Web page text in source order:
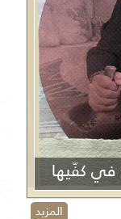
في كفّيها
المزيد